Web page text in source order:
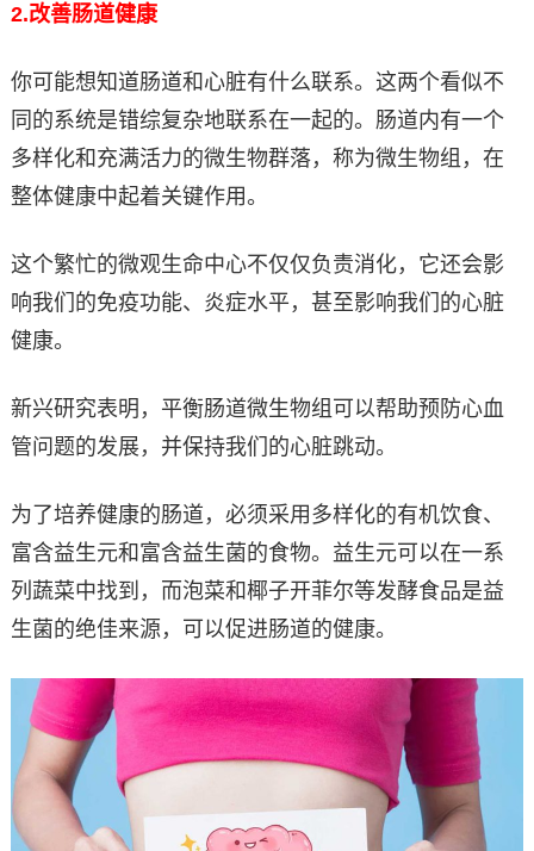
2.改善肠道健康
你可能想知道肠道和心脏有什么联系。这两个看似不
同的系统是错综复杂地联系在一起的。肠道内有一个
多样化和充满活力的微生物群落，称为微生物组，在
整体健康中起着关键作用。
这个繁忙的微观生命中心不仅仅负责消化，它还会影
响我们的免疫功能、炎症水平，甚至影响我们的心脏
健康。
新兴研究表明，平衡肠道微生物组可以帮助预防心血
管问题的发展，并保持我们的心脏跳动。
为了培养健康的肠道，必须采用多样化的有机饮食、
富含益生元和富含益生菌的食物。益生元可以在一系
列蔬菜中找到，而泡菜和椰子开菲尔等发酵食品是益
生菌的绝佳来源，可以促进肠道的健康。